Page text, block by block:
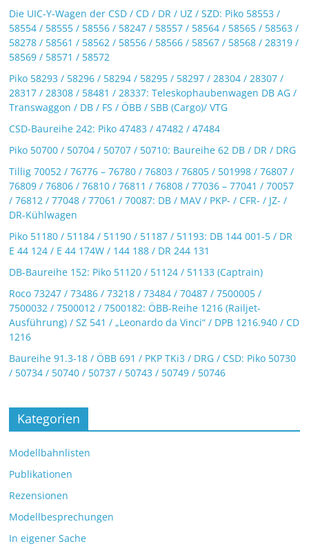
Die UIC-Y-Wagen der CSD / CD / DR / UZ / SZD: Piko 58553 /
58554 / 58555 / 58556 / 58247 / 58557 / 58564 / 58565 / 58563 /
58278 / 58561 / 58562 / 58556 / 58566 / 58567 / 58568 / 28319 /
58569 / 58571 / 58572
Piko 58293 / 58296 / 58294 / 58295 / 58297 / 28304 / 28307 /
28317 / 28308 / 58481 / 28337: Teleskophaubenwagen DB AG /
Transwaggon / DB / FS / ÖBB / SBB (Cargo)/ VTG
CSD-Baureihe 242: Piko 47483 / 47482 / 47484
Piko 50700 / 50704 / 50707 / 50710: Baureihe 62 DB / DR / DRG
Tillig 70052 / 76776 – 76780 / 76803 / 76805 / 501998 / 76807 /
76809 / 76806 / 76810 / 76811 / 76808 / 77036 – 77041 / 70057
/ 76812 / 77048 / 77061 / 70087: DB / MAV / PKP- / CFR- / JZ- /
DR-Kühlwagen
Piko 51180 / 51184 / 51190 / 51187 / 51193: DB 144 001-5 / DR
E 44 124 / E 44 174W / 144 188 / DR 244 131
DB-Baureihe 152: Piko 51120 / 51124 / 51133 (Captrain)
Roco 73247 / 73486 / 73218 / 73484 / 70487 / 7500005 /
7500032 / 7500012 / 7500182: ÖBB-Reihe 1216 (Railjet-
Ausführung) / SZ 541 / „Leonardo da Vinci“ / DPB 1216.940 / CD
1216
Baureihe 91.3-18 / ÖBB 691 / PKP TKi3 / DRG / CSD: Piko 50730
/ 50734 / 50740 / 50737 / 50743 / 50749 / 50746
Kategorien
Modellbahnlisten
Publikationen
Rezensionen
Modellbesprechungen
In eigener Sache